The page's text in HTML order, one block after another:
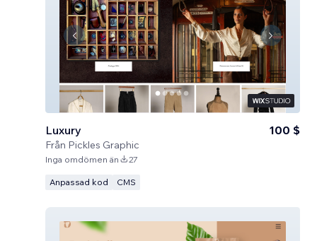
Luxury
Från Pickles Graphic
100 $
Inga omdömen än 27
Anpassad kod CMS